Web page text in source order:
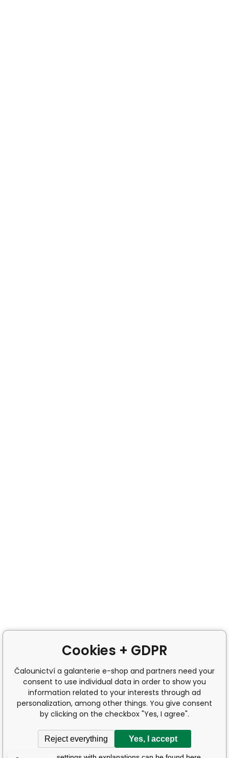
Cookies + GDPR
Čalounictví a galanterie e-shop and partners need your
consent to use individual data in order to show you
information related to your interests through ad
personalization, among other things. You give consent
by clicking on the checkbox "Yes, I agree".
Reject everything Yes, I accept